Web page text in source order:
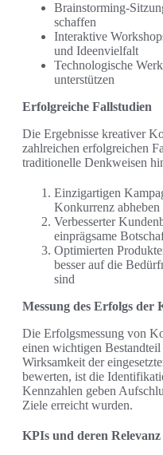
Brainstorming-
schaffen
Interaktive
und Ideenvielfalt
Technologische
unterstützen
Erfolgreiche Fallstudien
Die Ergebnisse kreativer
zahlreichen erfolgreichen
traditionelle Denkweisen
Einzigartigen
Konkurrenz abheben
Verbesserter
einprägsame
Optimierten
besser auf die
sind
Messung des Erfolgs der
Die Erfolgsmessung von
einen wichtigen
Wirksamkeit der
bewerten, ist die
Kennzahlen geben
Ziele erreicht wurden.
KPIs und deren Relevanz